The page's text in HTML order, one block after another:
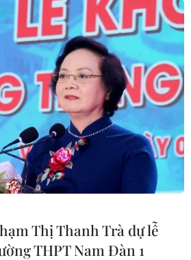
phần nào giảm so với
.
Tuyển
lập bằng
xét tuyển
thi tuyển lớp
tạo thuận
sinh và các
nhất Bình
Tàu và
Thị Thanh Trà dự lễ
THPT Nam Đàn 1